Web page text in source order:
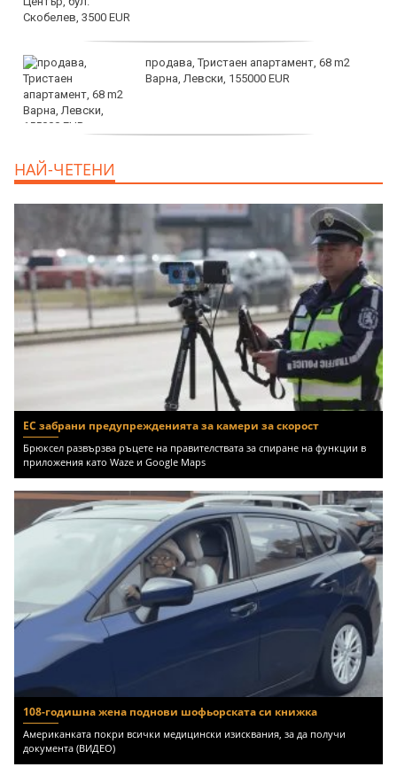
продава, Тристаен апартамент, 68 m2
Варна, Левски, 155000 EUR
НАЙ-ЧЕТЕНИ
ЕС забрани предупрежденията за камери за скорост
Брюксел развързва ръцете на правителствата за спиране на функции в
приложения като Waze и Google Maps
108-годишна жена поднови шофьорската си книжка
Американката покри всички медицински изисквания, за да получи
документа (ВИДЕО)